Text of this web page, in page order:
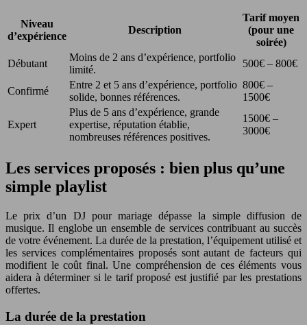
Niveau
d’expérience
Description
Tarif moyen
(pour une
soirée)
Débutant
Moins de 2 ans d’expérience, portfolio
limité.
500€ – 800€
Confirmé
Entre 2 et 5 ans d’expérience, portfolio
solide, bonnes références.
800€ –
1500€
Expert
Plus de 5 ans d’expérience, grande
expertise, réputation établie,
nombreuses références positives.
1500€ –
3000€
Les services proposés : bien plus qu’une
simple playlist
Le prix d’un DJ pour mariage dépasse la simple diffusion de
musique. Il englobe un ensemble de services contribuant au succès
de votre événement. La durée de la prestation, l’équipement utilisé et
les services complémentaires proposés sont autant de facteurs qui
modifient le coût final. Une compréhension de ces éléments vous
aidera à déterminer si le tarif proposé est justifié par les prestations
offertes.
La durée de la prestation